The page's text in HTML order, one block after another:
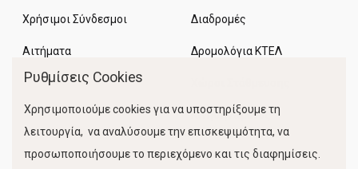
Χρήσιμοι Σύνδεσμοι
Αιτήματα
Διαδρομές
Δρομολόγια ΚΤΕΛ
Κίνηση Λιμένος
Ρυθμίσεις Cookies
Χρησιμοποιούμε cookies για να υποστηρίξουμε τη
λειτουργία, να αναλύσουμε την επισκεψιμότητα, να
προσωποποιήσουμε το περιεχόμενο και τις διαφημίσεις.